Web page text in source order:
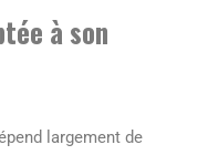
à son
largement de